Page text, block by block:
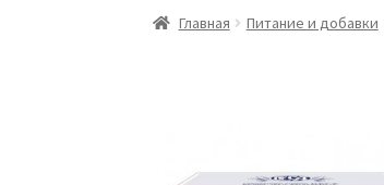
Главная Доставка Контакты
Главная Питание и добавки